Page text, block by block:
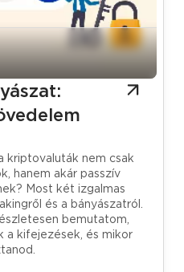
kriptovaluták nem csak
hanem akár passzív
Most két izgalmas
és a bányászatról.
bemutatom,
a kifejezések, és mikor